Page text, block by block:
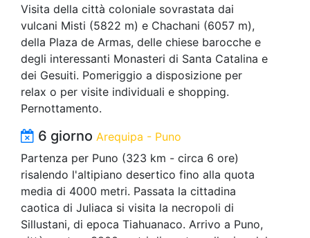
Visita della città coloniale sovrastata dai
vulcani Misti (5822 m) e Chachani (6057 m),
della Plaza de Armas, delle chiese barocche e
degli interessanti Monasteri di Santa Catalina e
dei Gesuiti. Pomeriggio a disposizione per
relax o per visite individuali e shopping.
Pernottamento.
6 giorno Arequipa - Puno
Partenza per Puno (323 km - circa 6 ore)
risalendo l'altipiano desertico fino alla quota
media di 4000 metri. Passata la cittadina
caotica di Juliaca si visita la necropoli di
Sillustani, di epoca Tiahuanaco. Arrivo a Puno,